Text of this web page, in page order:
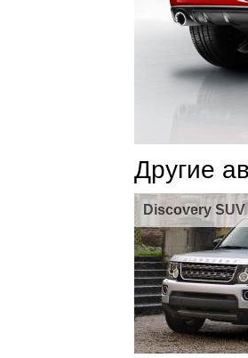
Другие
Discovery SUV